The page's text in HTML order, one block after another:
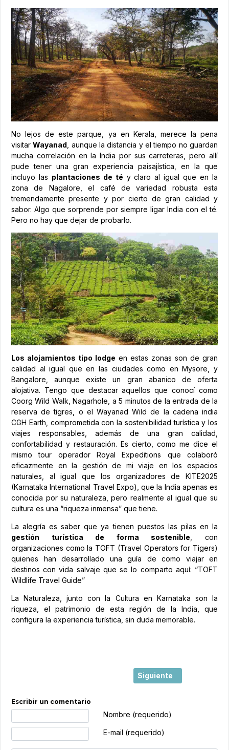
No lejos de este parque, ya en Kerala, merece la pena
visitarWayanad , aunque la distancia y el tiempo no guardan
mucha correlación en la India por sus carreteras, pero allí
pude tener una gran experiencia paisajística, en la que
incluyo las plantaciones de té y claro al igual que en la
zona de Nagalore, el café de variedad robusta esta
tremendamente presente y por cierto de gran calidad y
sabor. Algo que sorprende por siempre ligar India con el té.
Pero no hay que dejar de probarlo.
Los alojamientos tipo lodge en estas zonas son de gran
calidad al igual que en las ciudades como en Mysore, y
Bangalore, aunque existe un gran abanico de oferta
alojativa. Tengo que destacar aquellos que conocí como
Coorg Wild Walk, Nagarhole, a 5 minutos de la entrada de la
reserva de tigres, o el Wayanad Wild de la cadena india
CGH Earth, comprometida con la sostenibilidad turística y los
viajes responsables, además de una gran calidad,
confortabilidad y restauración. Es cierto, como me dice el
mismo tour operador Royal Expeditions que colaboró
eficazmente en la gestión de mi viaje en los espacios
naturales, al igual que los organizadores de KITE2025
(Karnataka International Travel Expo), que la India apenas es
conocida por su naturaleza, pero realmente al igual que su
cultura es una “riqueza inmensa” que tiene.
La alegría es saber que ya tienen puestos las pilas en la
gestión turística de forma sostenible , con
organizaciones como la TOFT (Travel Operators for Tigers)
quienes han desarrollado una guía de como viajar en
destinos con vida salvaje que se lo comparto aquí: “TOFT
Wildlife Travel Guide”
La Naturaleza, junto con la Cultura en Karnataka son la
riqueza, el patrimonio de esta región de la India, que
configura la experiencia turística, sin duda memorable.
Artículo siguiente: Perfil
Siguiente
Escribir un comentario
Nombre (requerido)
E-mail (requerido)